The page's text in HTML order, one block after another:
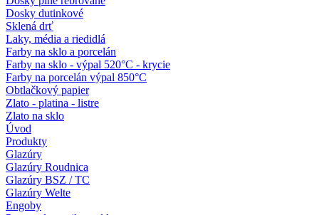
Dosky dutinkové
Sklená drť
Laky, média a riedidlá
Farby na sklo a porcelán
Farby na sklo - výpal 520°C - krycie
Farby na porcelán výpal 850°C
Obtlačkový papier
Zlato - platina - listre
Zlato na sklo
Úvod
Produkty
Glazúry
Glazúry Roudnica
Glazúry BSZ / TC
Glazúry Welte
Engoby